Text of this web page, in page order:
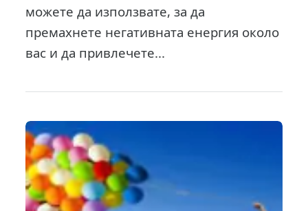
можете да използвате, за да
премахнете негативната енергия около
вас и да привлечете...